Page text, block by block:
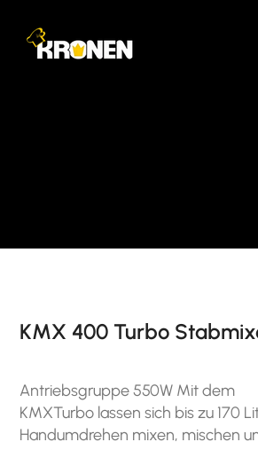
KMX 400 Turbo
Antriebsgruppe 550W Mit dem
KMXTurbo lassen sich bis zu 170
Handumdrehen mixen, mischen